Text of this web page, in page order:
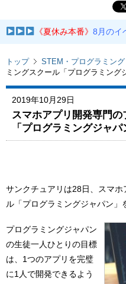
《夏休み本番》8月のイ
トップ STEM・プログラミング
ミングスクール「プログラミング
2019年10月29日
スマホアプリ開発専門
「プログラミングジャ
サンクチュアリは28日、スマ
ル「プログラミングジャパン」
プログラミングジャパン
の生徒一人ひとりの目標
は、1つのアプリを完璧
に1人で開発できるよう